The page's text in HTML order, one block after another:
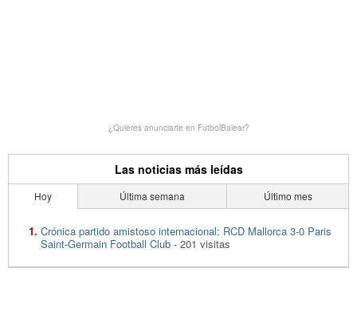
¿Quieres anunciarte en FutbolBalear?
Las noticias más leídas
Hoy Última semana Último mes
Crónica partido amistoso internacional: RCD Mallorca 3-0 Paris
Saint-Germain Football Club - 201 visitas